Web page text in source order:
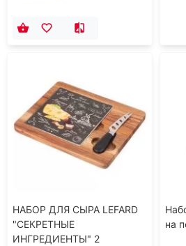
НАБОР ДЛЯ СЫРА LEFARD
"СЕКРЕТНЫЕ